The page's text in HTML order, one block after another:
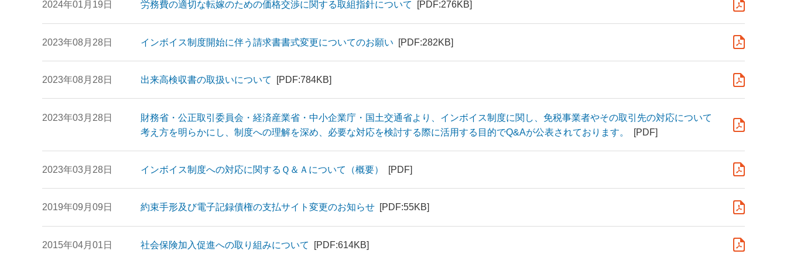
2024年01月19日 労務費の適切な転嫁のための価格交渉に関する取組指針について [PDF:276KB]
2023年08月28日 インボイス制度開始に伴う請求書書式変更についてのお願い [PDF:282KB]
2023年08月28日 出来高検収書の取扱いについて [PDF:784KB]
2023年03月28日
財務省・公正取引委員会・経済産業省・中小企業庁・国土交通省より、インボイス制度に関し、免税事業者やその取引先の対応について
考え方を明らかにし、制度への理解を深め、必要な対応を検討する際に活用する目的でQ&Aが公表されております。
[PDF]
2023年03月28日 インボイス制度への対応に関するＱ＆Ａについて（概要） [PDF]
2019年09月09日 約束手形及び電子記録債権の支払サイト変更のお知らせ [PDF:55KB]
2015年04月01日 社会保険加入促進への取り組みについて [PDF:614KB]